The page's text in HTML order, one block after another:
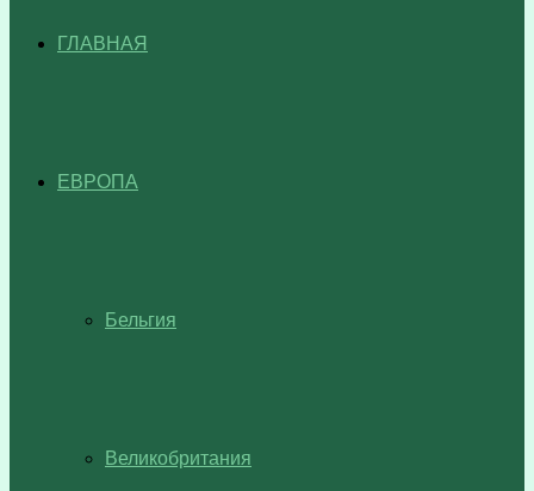
ГЛАВНАЯ
ЕВРОПА
Бельгия
Великобритания